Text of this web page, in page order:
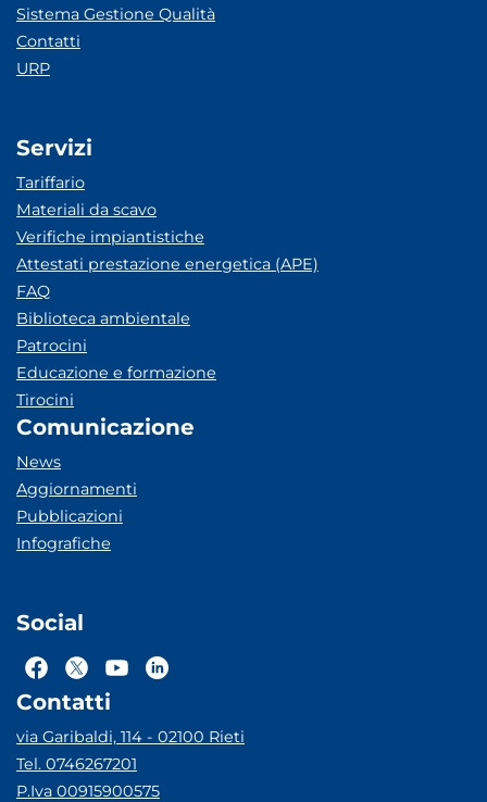
Sistema Gestione Qualità
Contatti
URP
Servizi
Tariffario
Materiali da scavo
Verifiche impiantistiche
Attestati prestazione energetica (APE)
FAQ
Biblioteca ambientale
Patrocini
Educazione e formazione
Tirocini
Comunicazione
News
Aggiornamenti
Pubblicazioni
Infografiche
Social
Contatti
via Garibaldi, 114 - 02100 Rieti
Tel. 0746267201
P.Iva 00915900575